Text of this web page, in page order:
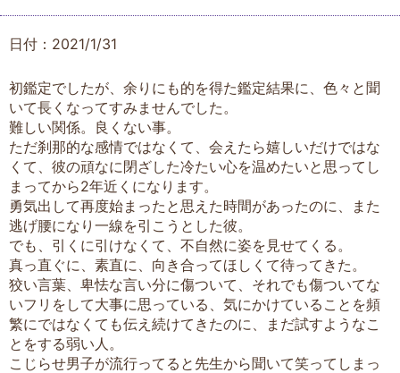
日付：2021/1/31
初鑑定でしたが、余りにも的を得た鑑定結果に、色々と聞
いて長くなってすみませんでした。
難しい関係。良くない事。
ただ刹那的な感情ではなくて、会えたら嬉しいだけではな
くて、彼の頑なに閉ざした冷たい心を温めたいと思ってし
まってから2年近くになります。
勇気出して再度始まったと思えた時間があったのに、また
逃げ腰になり一線を引こうとした彼。
でも、引くに引けなくて、不自然に姿を見せてくる。
真っ直ぐに、素直に、向き合ってほしくて待ってきた。
狡い言葉、卑怯な言い分に傷ついて、それでも傷ついてな
いフリをして大事に思っている、気にかけていることを頻
繁にではなくても伝え続けてきたのに、まだ試すようなこ
とをする弱い人。
こじらせ男子が流行ってると先生から聞いて笑ってしまっ